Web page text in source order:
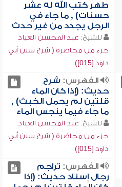
طهر كتب الله له عشر
حسنات) , ما جاء في
الرجل يجدد من غير حدث
للشيخ: عبد المحسن العباد
جزء من محاضرة ( شرح سنن أبي
داود [015])
الفهرس: شرح
حديث: (إذا كان الماء
قلتين لم يحمل الخبث) ,
ما جاء فيما ينجس الماء
للشيخ: عبد المحسن العباد
جزء من محاضرة ( شرح سنن أبي
داود [015])
الفهرس: تراجم
رجال إسناد حديث: (إذا